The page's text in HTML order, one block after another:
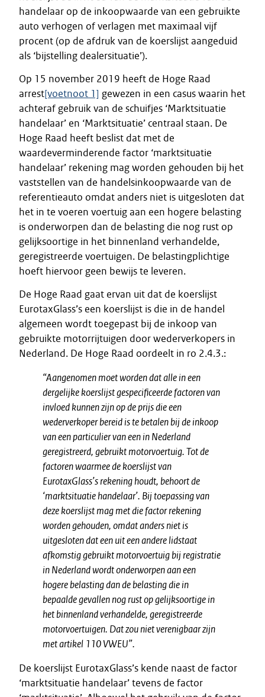
handelaar op de inkoopwaarde van een gebruikte
auto verhogen of verlagen met maximaal vijf
procent (op de afdruk van de koerslijst aangeduid
als ‘bijstelling dealersituatie’).
Op 15 november 2019 heeft de Hoge Raad
arrest[voetnoot 1] gewezen in een casus waarin het
achteraf gebruik van de schuifjes ‘Marktsituatie
handelaar’ en ‘Marktsituatie’ centraal staan. De
Hoge Raad heeft beslist dat met de
waardeverminderende factor ‘marktsituatie
handelaar’ rekening mag worden gehouden bij het
vaststellen van de handelsinkoopwaarde van de
referentieauto omdat anders niet is uitgesloten dat
het in te voeren voertuig aan een hogere belasting
is onderworpen dan de belasting die nog rust op
gelijksoortige in het binnenland verhandelde,
geregistreerde voertuigen. De belastingplichtige
hoeft hiervoor geen bewijs te leveren.
De Hoge Raad gaat ervan uit dat de koerslijst
EurotaxGlass’s een koerslijst is die in de handel
algemeen wordt toegepast bij de inkoop van
gebruikte motorrijtuigen door wederverkopers in
Nederland. De Hoge Raad oordeelt in ro 2.4.3.:
“Aangenomen moet worden dat alle in een
dergelijke koerslijst gespecificeerde factoren van
invloed kunnen zijn op de prijs die een
wederverkoper bereid is te betalen bij de inkoop
van een particulier van een in Nederland
geregistreerd, gebruikt motorvoertuig. Tot de
factoren waarmee de koerslijst van
EurotaxGlass’s rekening houdt, behoort de
‘marktsituatie handelaar’. Bij toepassing van
deze koerslijst mag met die factor rekening
worden gehouden, omdat anders niet is
uitgesloten dat een uit een andere lidstaat
afkomstig gebruikt motorvoertuig bij registratie
in Nederland wordt onderworpen aan een
hogere belasting dan de belasting die in
bepaalde gevallen nog rust op gelijksoortige in
het binnenland verhandelde, geregistreerde
motorvoertuigen. Dat zou niet verenigbaar zijn
met artikel 110 VWEU”.
De koerslijst EurotaxGlass’s kende naast de factor
‘marktsituatie handelaar’ tevens de factor